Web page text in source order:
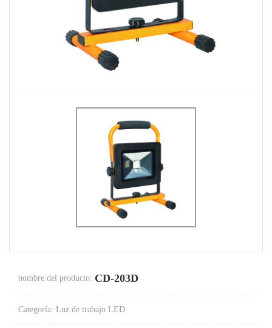
nombre del producto: CD-203D
Categoría: Luz de trabajo LED